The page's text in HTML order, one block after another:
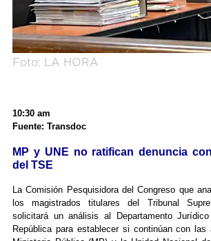
Foto: LA HORA
10:30 am
Fuente: Transdoc
MP y UNE no ratifican denuncia
del TSE
La Comisión Pesquisidora del Congreso que
los magistrados titulares del Tribunal
solicitará un análisis al Departamento
República para establecer si continúan con las